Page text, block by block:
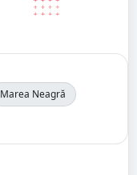
Marea Neagră